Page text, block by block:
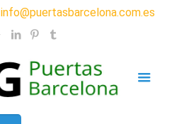
info@puertasbarcelona.com.es